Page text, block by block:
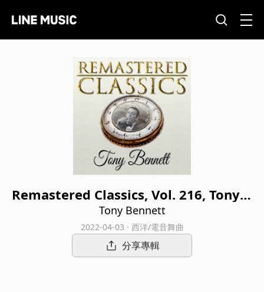
Remastered Classics, Vol. 216, Tony B
ennett
Tony Bennett
2022-04-03 · 西洋/電音舞曲
分享專輯